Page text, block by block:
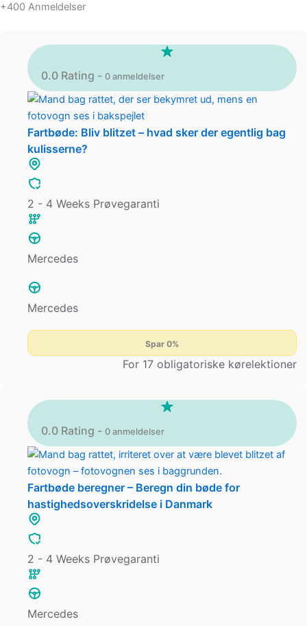
+400 Anmeldelser
0.0 Rating - 0 anmeldelser
Fartbøde: Bliv blitzet – hvad sker der egentlig bag
kulisserne?
2 - 4 Weeks Prøvegaranti
Mercedes
Mercedes
Spar 0%
For 17 obligatoriske kørelektioner
0.0 Rating - 0 anmeldelser
Fartbøde beregner – Beregn din bøde for
hastighedsoverskridelse i Danmark
2 - 4 Weeks Prøvegaranti
Mercedes